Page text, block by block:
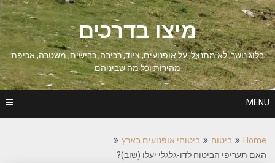
Skip
to
content
מיצו בדרכים
בלוג נושך, לא מתנצל, על אופנועים, ציוד, רכיבה, כבישים, משטרה, אכיפת
מהירות וכל מה שביניהם
MENU
Home ביטוח
ביטוחי אופנועים בארץ
האם תעריפי הביטוח לדו-גלגלי יעלו (שוב)?